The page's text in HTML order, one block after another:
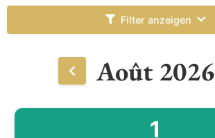
Filter anzeigen
Août 2026
1